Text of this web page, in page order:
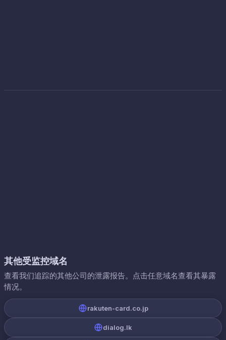
其他受监控域名
查看我们追踪的其他公司的泄露报告。点击任意域名查看其暴露
情况。
rakuten-card.co.jp
dialog.lk